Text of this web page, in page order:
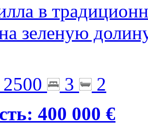
в
зеленую
2500 3
2
400 000 €